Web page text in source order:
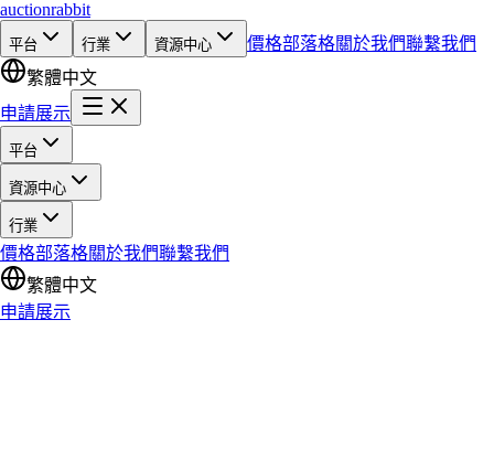
auctionrabbit
平台 行業 資源中心 價格部落格關於我們聯繫我們
繁體中文
申請展示
平台
資源中心
行業
價格部落格關於我們聯繫我們
繁體中文
申請展示